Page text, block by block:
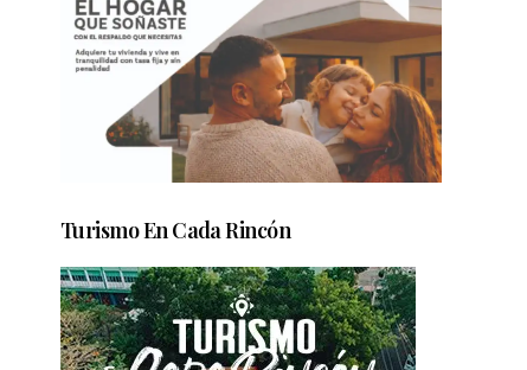
Turismo En Cada Rincón